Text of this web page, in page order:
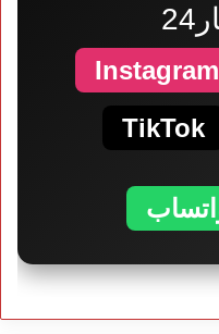
Instagram
TikTok